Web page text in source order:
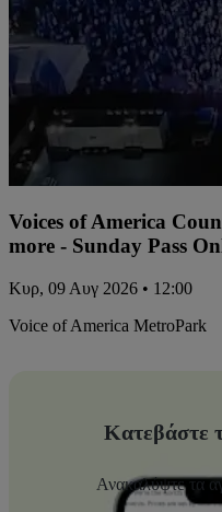
Voices of America
more - Sunday Pass
Κυρ, 09 Αυγ 2026 • 12:00
Voice of America MetroPark
Κατεβάστε
Ανακαλύψτε τα